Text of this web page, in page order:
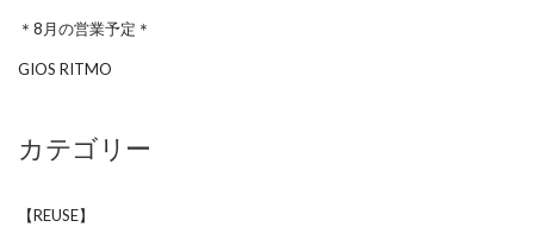
＊8月の営業予定＊
GIOS RITMO
カテゴリー
【REUSE】